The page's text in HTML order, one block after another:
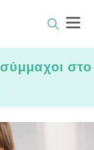
στο